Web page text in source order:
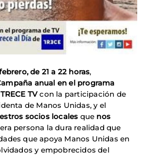
de 21 a 22 horas,
anual en el programa
TVcon la participación de
de Manos Unidas, y el
socios locales que nos
persona la dura realidad que
que apoya Manos Unidas en
y empobrecidos del